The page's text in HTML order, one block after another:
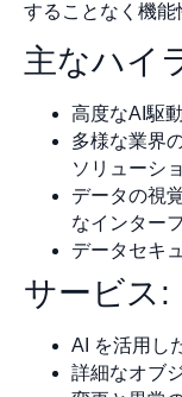
することなく機能
主なハイ
高度なAI駆
多様な業界
ソリューシ
データの視
なインター
データセキ
サービス:
AI を活用し
詳細なオブ